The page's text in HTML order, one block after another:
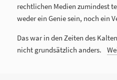
rechtlichen Medien zumindest
weder ein Genie sein, noch ein
Das war in den Zeiten des
nicht grundsätzlich anders.